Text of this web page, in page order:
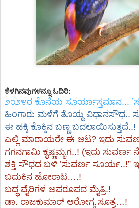
ಕೆಳಗಿನವುಗಳನ್ನೂ ಓದಿರಿ:
೨೦೨೪ರ ಕೊನೆಯ ಸೂರ್ಯಾಸ್ತಮಾನ...
ಹಿಂಗಾರು ಮಳೆಗೆ ತೊಯ್ದ ವಿಧಾನಸೌಧ..
ಈ ಹಕ್ಕಿ ಕೊಕ್ಕಿನ ಬಣ್ಣ ಬದಲಾಯಿಸುತ್ತದೆ..!
ಎಲ್ಲಿ ಮಾರಾಯರೇ ಈ ಆಟ? ಇದು
ಗಗನಗಾಮಿ ಕೃಷ್ಣಮೃಗ..! (ಇದು ಸುವರ್ಣ
ಶಕ್ತಿ ಸೌಧದ ಬಳಿ ʼಸುವರ್ಣ ಸೂರ್ಯ..!”
ಬದುಕಿನ ಹೋರಾಟ….!
ಬದ್ಧ ವೈರಿಗಳ ಅಪರೂಪದ ಮೈತ್ರಿ.!
ಡಾ. ರಾಜಕುಮಾರ್ ಆರೋಗ್ಯ ಸೂತ್ರ…!